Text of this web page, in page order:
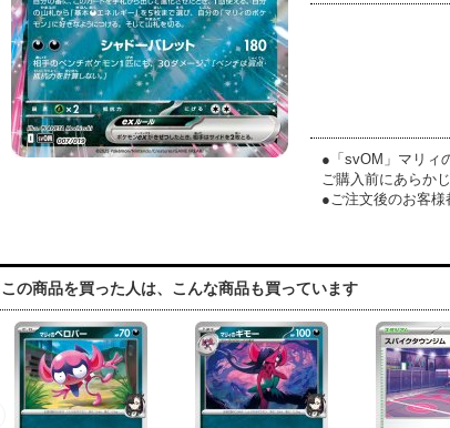
●「svOM」マリィ
ご購入前にあらか
●ご注文後のお客様
この商品を買った人は、こんな商品も買っています